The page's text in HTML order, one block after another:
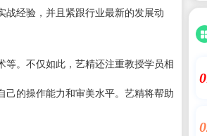
经验，并且紧跟行业最新的发展动
。不仅如此，艺精还注重教授学员相
的操作能力和审美水平。艺精将帮助